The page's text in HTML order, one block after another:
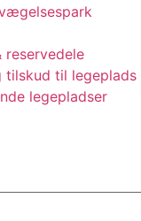
reservedele
tilskud til legeplads
legepladser